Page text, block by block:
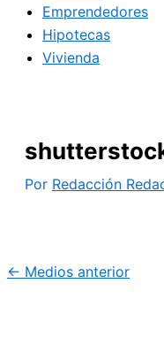
Emprendedores
Hipotecas
Vivienda
Por Redacción
← Medios anterior